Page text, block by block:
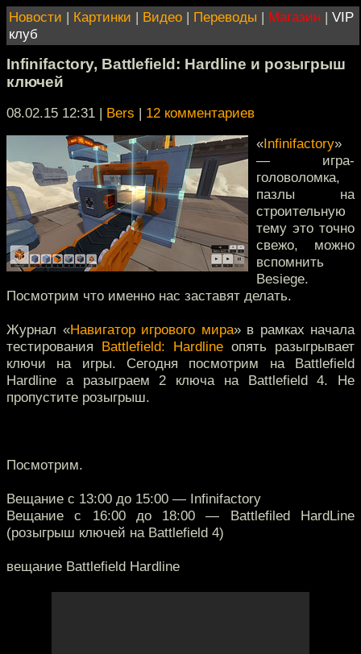
Новости | Картинки | Видео | Переводы | Магазин | VIP
клуб
Infinifactory, Battlefield: Hardline и розыгрыш
ключей
08.02.15 12:31 | Bers | 12 комментариев
«Infinifactory»
— игра-
головоломка,
пазлы на
строительную
тему это точно
свежо, можно
вспомнить
Besiege.
Посмотрим что именно нас заставят делать.
Журнал «Навигатор игрового мира» в рамках начала
тестирования Battlefield: Hardline опять разыгрывает
ключи на игры. Сегодня посмотрим на Battlefield
Hardline а разыграем 2 ключа на Battlefield 4. Не
пропустите розыгрыш.
Посмотрим.
Вещание с 13:00 до 15:00 — Infinifactory
Вещание с 16:00 до 18:00 — Battlefiled HardLine
(розыгрыш ключей на Battlefield 4)
вещание Battlefield Hardline